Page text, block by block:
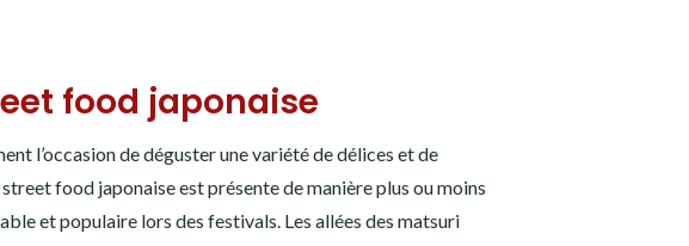
food japonaise
l’occasion de déguster une variété de délices et de
food japonaise est présente de manière plus ou moins
et populaire lors des festivals. Les allées des matsuri